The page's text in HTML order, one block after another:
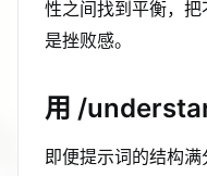
性之间找到平衡，
是挫败感。
用 /
即便提示词的结构